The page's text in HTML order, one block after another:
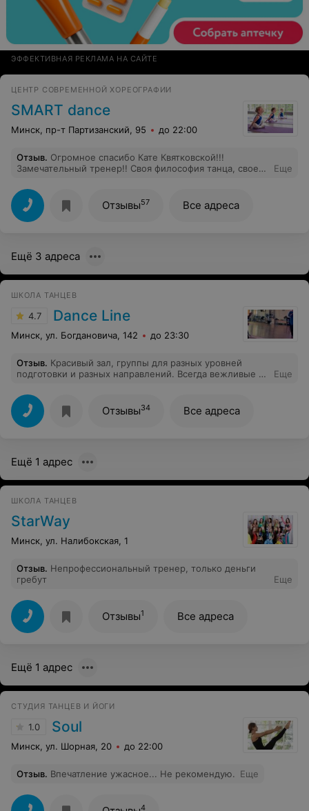
ЭФФЕКТИВНАЯ РЕКЛАМА НА САЙТЕ
ЦЕНТР СОВРЕМЕННОЙ ХОРЕОГРАФИИ
SMART dance
Минск, пр-т Партизанский, 95 до 22:00
Отзыв. Огромное спасибо Кате Квятковской!!!
Замечательный тренер!! Своя философия танца, свое
болит спина. Первый раз за много лет увлечения
совершенно разными направлениями. Сейчас сделала
перерыв в занятиях по уважительной причине)))) Но
после родов обязательно к вам вернусь))))
Еще
Отзывы57 Все адреса
Ещё 3 адреса
ШКОЛА ТАНЦЕВ
4.7 Dance Line
Минск, ул. Богдановича, 142 до 23:30
Отзыв. Красивый зал, группы для разных уровней
подготовки и разных направлений. Всегда вежливые и
Спасибо руководителю и одновременно одному из
преподавателей студии Андрею Александровичу, что у
нас в городе появилость место, в которое всегда
хочется вернуться, помимо дома
Еще
Отзывы34 Все адреса
Ещё 1 адрес
ШКОЛА ТАНЦЕВ
StarWay
Минск, ул. Налибокская, 1
Отзыв. Непрофессиональный тренер, только деньги
гребут
Еще
Отзывы1 Все адреса
Ещё 1 адрес
СТУДИЯ ТАНЦЕВ И ЙОГИ
1.0 Soul
Минск, ул. Шорная, 20 до 22:00
Отзыв. Впечатление ужасное... Не рекомендую. Еще
4